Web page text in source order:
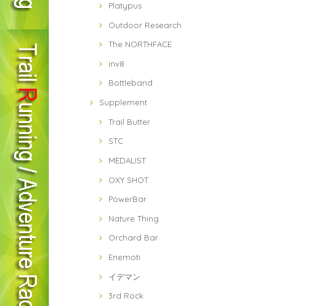
Platypus
Outdoor Research
The NORTHFACE
inv8
Bottleband
Supplement
Trail Butter
STC
MEDALIST
OXY SHOT
PowerBar
Nature Thing
Orchard Bar
Enemoti
イデマン
3rd Rock